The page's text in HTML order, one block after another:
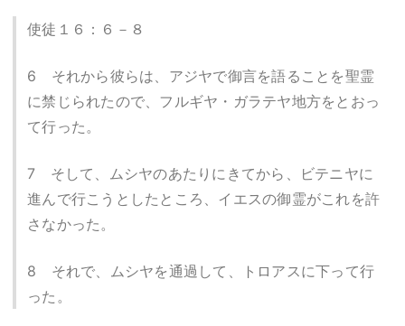
使徒１６：６－８
6 それから彼らは、アジヤで御言を語ることを聖霊
に禁じられたので、フルギヤ・ガラテヤ地方をとおっ
て行った。
7 そして、ムシヤのあたりにきてから、ビテニヤに
進んで行こうとしたところ、イエスの御霊がこれを許
さなかった。
8 それで、ムシヤを通過して、トロアスに下って行
った。